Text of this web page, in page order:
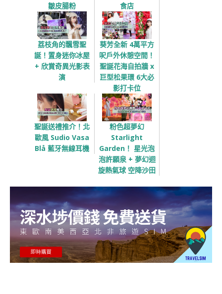
皺皮腸粉
食店
荔枝角的飄雪聖
誕！置身迷你冰屋
+ 欣賞奇異光影表
演
葵芳全新 4萬平方
呎戶外休憩空間！
聖誕花海自拍牆 x
巨型松果環 6大必
影打卡位
聖誕送禮推介！北
歐風 Sudio Vasa
Blå 藍牙無線耳機
粉色超夢幻
Starlight
Garden！ 星光泡
泡許願泉 + 夢幻迴
旋熱氣球 空降沙田